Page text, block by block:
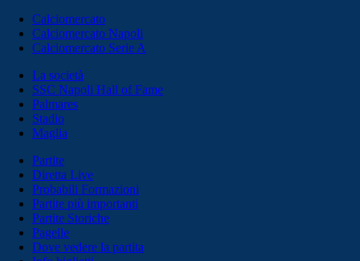
Calciomercato
Calciomercato Napoli
Calciomercato Serie A
La società
SSC Napoli Hall of Fame
Palmares
Stadio
Maglia
Partite
Diretta Live
Probabili Formazioni
Partite più importanti
Partite Storiche
Pagelle
Dove vedere la partita